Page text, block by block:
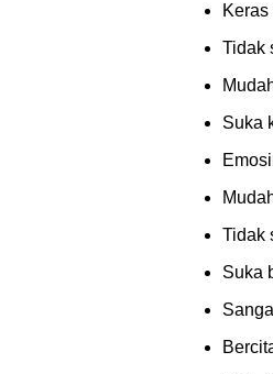
Tidak
Suka
Tidak
Suka